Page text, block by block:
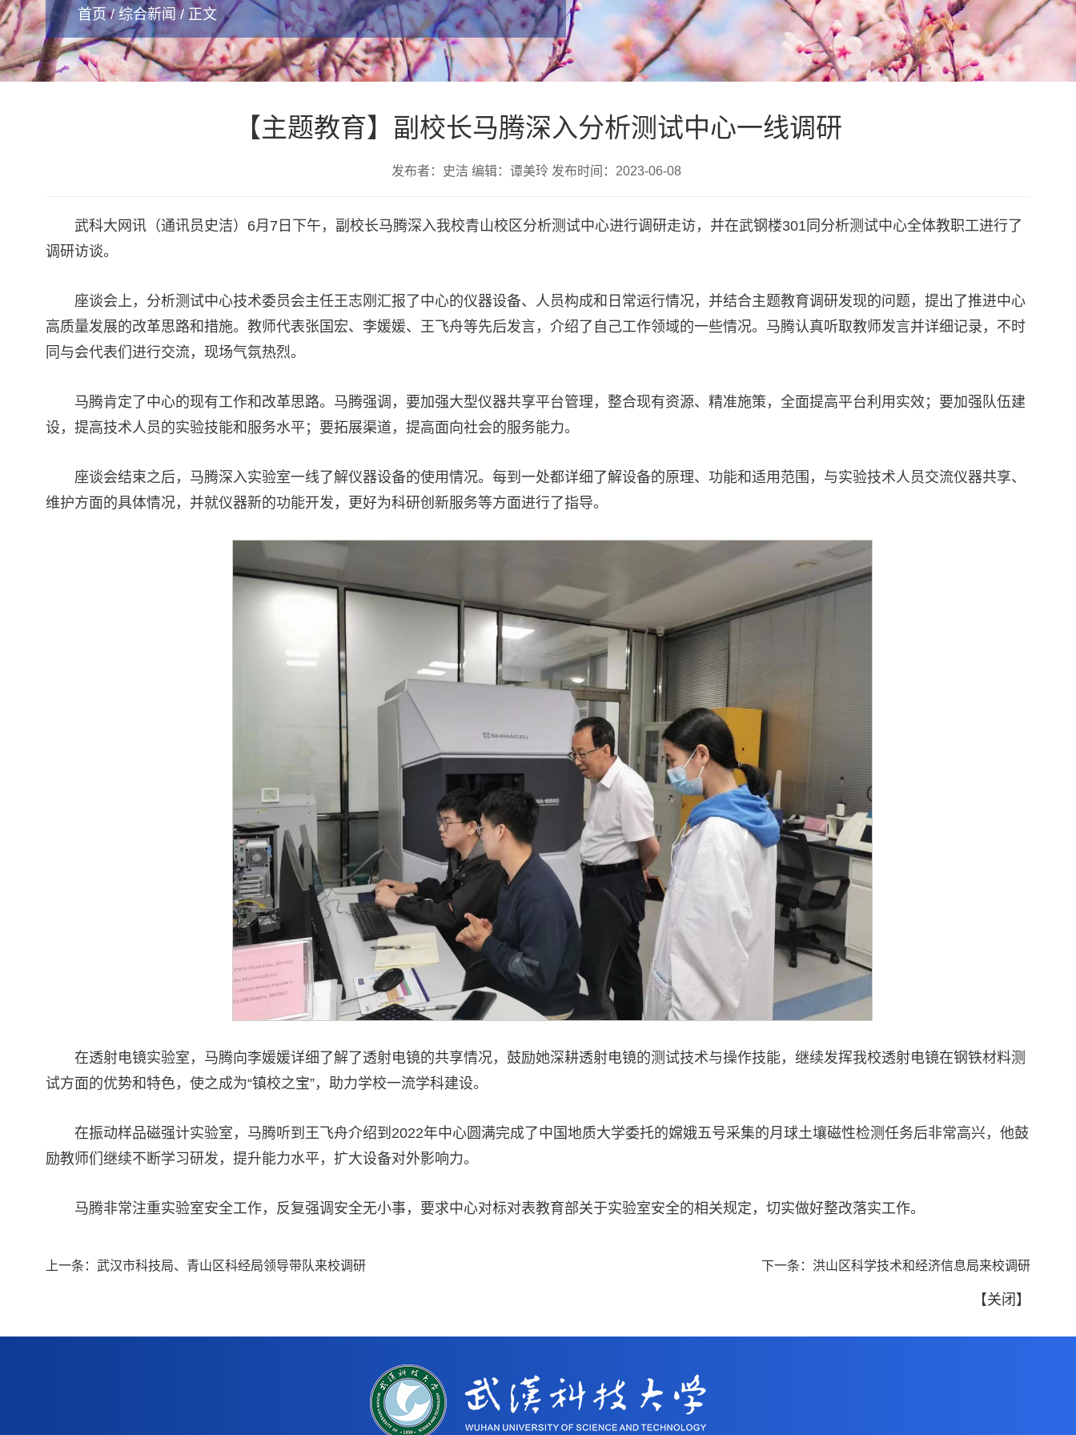
首页/ 综合新闻 / 正文
【主题教育】副校长马腾深入分析测试中心一线调研
发布者：史洁 编辑：谭美玲 发布时间：2023-06-08
武科大网讯（通讯员史洁）6月7日下午，副校长马腾深入我校青山校区分析测试中心进行调研走访，并在武钢楼301同分析测试中心全体教职工进行了
调研访谈。
座谈会上，分析测试中心技术委员会主任王志刚汇报了中心的仪器设备、人员构成和日常运行情况，并结合主题教育调研发现的问题，提出了推进中心
高质量发展的改革思路和措施。教师代表张国宏、李媛媛、王飞舟等先后发言，介绍了自己工作领域的一些情况。马腾认真听取教师发言并详细记录，不时
同与会代表们进行交流，现场气氛热烈。
马腾肯定了中心的现有工作和改革思路。马腾强调，要加强大型仪器共享平台管理，整合现有资源、精准施策，全面提高平台利用实效；要加强队伍建
设，提高技术人员的实验技能和服务水平；要拓展渠道，提高面向社会的服务能力。
座谈会结束之后，马腾深入实验室一线了解仪器设备的使用情况。每到一处都详细了解设备的原理、功能和适用范围，与实验技术人员交流仪器共享、
维护方面的具体情况，并就仪器新的功能开发，更好为科研创新服务等方面进行了指导。
在透射电镜实验室，马腾向李媛媛详细了解了透射电镜的共享情况，鼓励她深耕透射电镜的测试技术与操作技能，继续发挥我校透射电镜在钢铁材料测
试方面的优势和特色，使之成为“镇校之宝”，助力学校一流学科建设。
在振动样品磁强计实验室，马腾听到王飞舟介绍到2022年中心圆满完成了中国地质大学委托的嫦娥五号采集的月球土壤磁性检测任务后非常高兴，他鼓
励教师们继续不断学习研发，提升能力水平，扩大设备对外影响力。
马腾非常注重实验室安全工作，反复强调安全无小事，要求中心对标对表教育部关于实验室安全的相关规定，切实做好整改落实工作。
上一条： 武汉市科技局、青山区科经局领导带队来校调研 下一条： 洪山区科学技术和经济信息局来校调研
【关闭 】